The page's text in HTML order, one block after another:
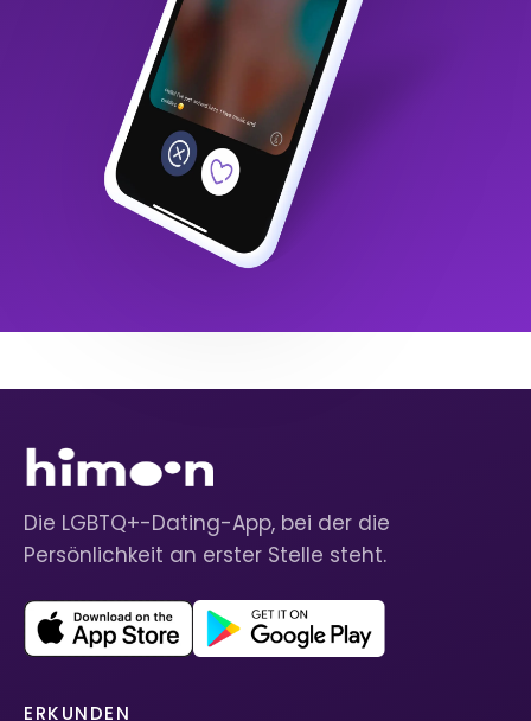
Die LGBTQ+-Dating-App, bei der die
Persönlichkeit an erster Stelle steht.
ERKUNDEN